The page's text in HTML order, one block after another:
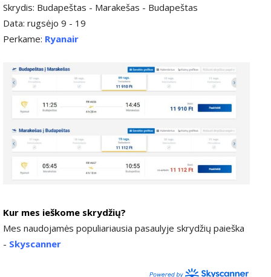
Skrydis: Budapeštas - Marakešas - Budapeštas
Data: rugsėjo 9 - 19
Perkame: Ryanair
Kur mes ieškome skrydžių?
Mes naudojamės populiariausia pasaulyje skrydžių paieška
- Skyscanner